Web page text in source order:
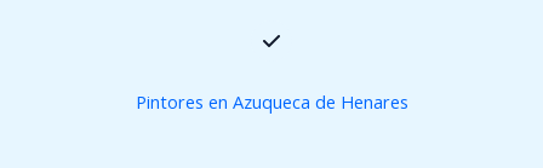
Pintores en Azuqueca de Henares